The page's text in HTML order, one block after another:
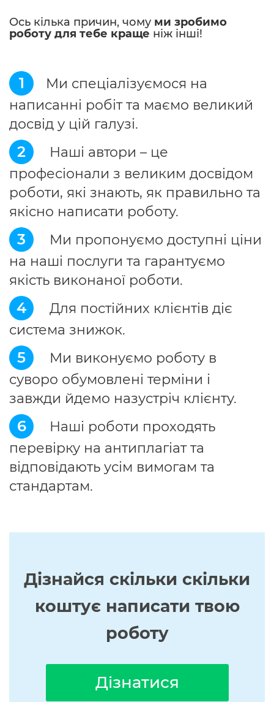
Ось кілька причин, чому ми зробимо
роботу для тебе краще ніж інші!
1
Ми спеціалізуємося на
написанні робіт та маємо великий
досвід у цій галузі.
2
Наші автори – це
професіонали з великим досвідом
роботи, які знають, як правильно та
якісно написати роботу.
3
Ми пропонуємо доступні ціни
на наші послуги та гарантуємо
якість виконаної роботи.
4
Для постійних клієнтів діє
система знижок.
5
Ми виконуємо роботу в
суворо обумовлені терміни і
завжди йдемо назустріч клієнту.
6
Наші роботи проходять
перевірку на антиплагіат та
відповідають усім вимогам та
стандартам.
Дізнайся скільки скільки
коштує написати твою
роботу
Дізнатися